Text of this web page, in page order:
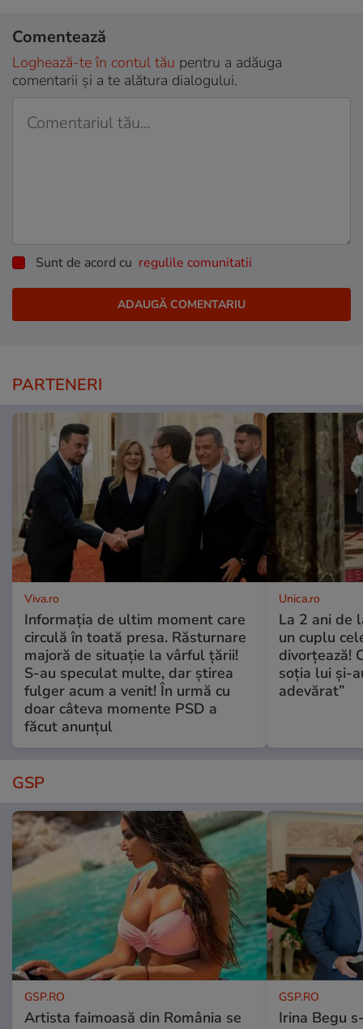
Comentează
Loghează-te în contul tău pentru a adăuga
comentarii și a te alătura dialogului.
Sunt de acord cu regulile comunitatii
PARTENERI
Viva.ro
Informația de ultim moment care
circulă în toată presa. Răsturnare
majoră de situație la vârful țării!
S-au speculat multe, dar știrea
fulger acum a venit! În urmă cu
doar câteva momente PSD a
făcut anunțul
Unica.ro
La 2 ani de
un cuplu
divorțează!
soția lui și-
adevărat”
GSP
GSP.RO
Artista faimoasă din România se
GSP.RO
Irina Begu